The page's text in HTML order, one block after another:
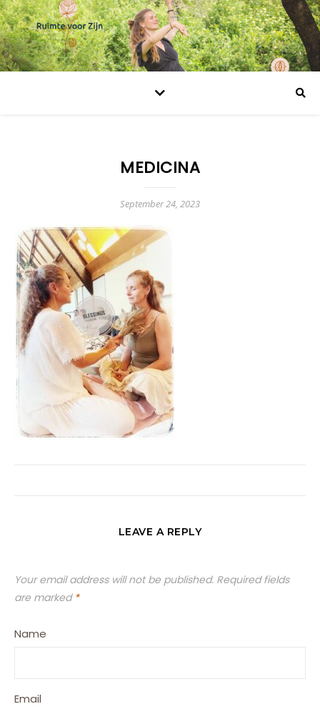
MEDICINA
September 24, 2023
LEAVE A REPLY
Your email address will not be published. Required fields
are marked *
Name
Email